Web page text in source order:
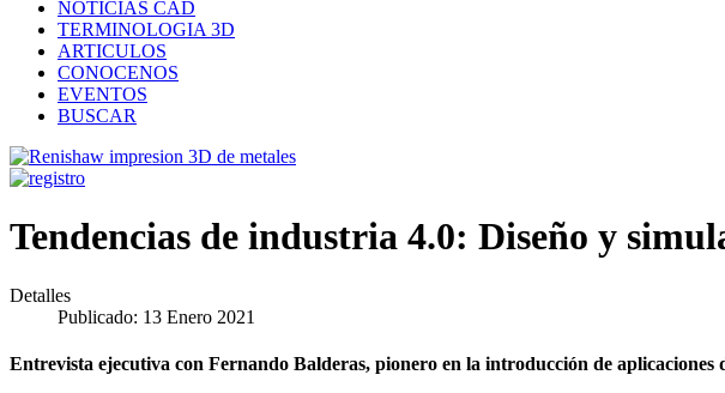
NOTICIAS CAD
TERMINOLOGIA 3D
ARTICULOS
CONOCENOS
EVENTOS
BUSCAR
Tendencias de industria 4.0: Diseño y
Detalles
Publicado: 13 Enero 2021
Entrevista ejecutiva con Fernando Balderas, pionero en la introducción de